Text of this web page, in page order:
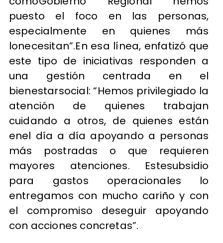
puesto el foco en las personas,
especialmente en quienes más
lonecesitan”.En esa línea, enfatizó que
este tipo de iniciativas responden a
una gestión centrada en el
bienestarsocial: “Hemos privilegiado la
atención de quienes trabajan
cuidando a otros, de quienes están
enel día a día apoyando a personas
más postradas o que requieren
mayores atenciones. Estesubsidio
para gastos operacionales lo
entregamos con mucho cariño y con
el compromiso deseguir apoyando
con acciones concretas”.